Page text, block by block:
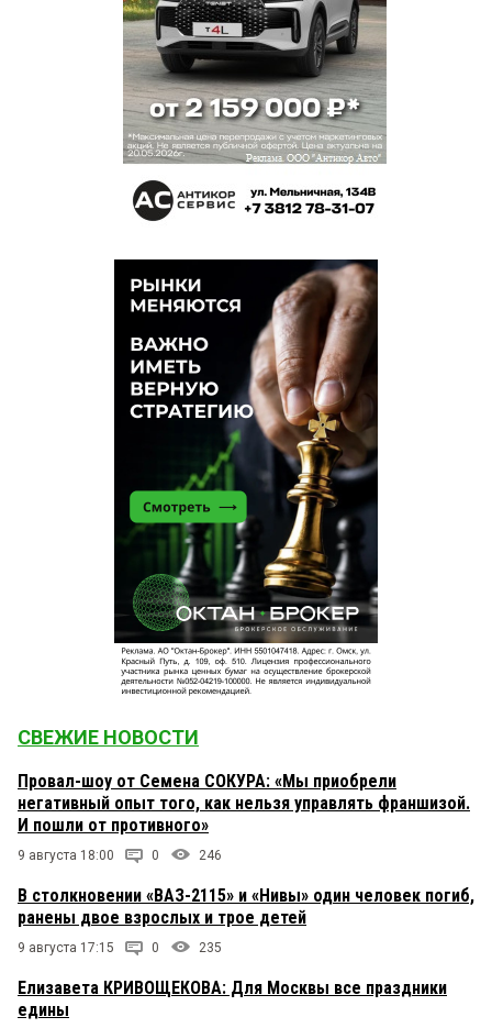
СВЕЖИЕ НОВОСТИ
Провал-шоу от Семена СОКУРА: «Мы приобрели
негативный опыт того, как нельзя управлять франшизой.
И пошли от противного»
9 августа 18:00 0 246
В столкновении «ВАЗ-2115» и «Нивы» один человек погиб,
ранены двое взрослых и трое детей
9 августа 17:15 0 235
Елизавета КРИВОЩЕКОВА: Для Москвы все праздники
едины